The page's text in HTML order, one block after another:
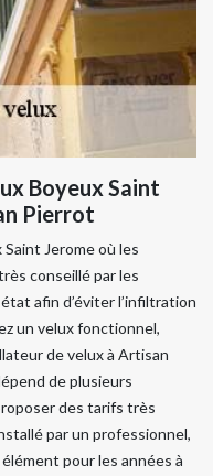
Boyeux Saint
Pierrot
Jerome où les
conseillé par les
afin d’éviter l’infiltration
un velux fonctionnel,
de velux à Artisan
de plusieurs
des tarifs très
par un professionnel,
pour les années à